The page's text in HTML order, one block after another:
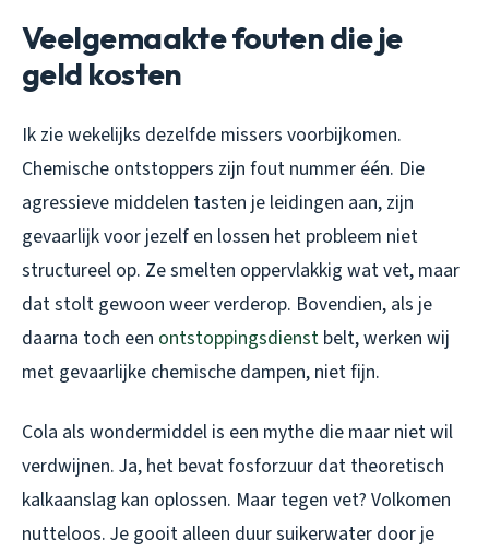
Veelgemaakte fouten die je
geld kosten
Ik zie wekelijks dezelfde missers voorbijkomen.
Chemische ontstoppers zijn fout nummer één. Die
agressieve middelen tasten je leidingen aan, zijn
gevaarlijk voor jezelf en lossen het probleem niet
structureel op. Ze smelten oppervlakkig wat vet, maar
dat stolt gewoon weer verderop. Bovendien, als je
daarna toch een ontstoppingsdienst belt, werken wij
met gevaarlijke chemische dampen, niet fijn.
Cola als wondermiddel is een mythe die maar niet wil
verdwijnen. Ja, het bevat fosforzuur dat theoretisch
kalkaanslag kan oplossen. Maar tegen vet? Volkomen
nutteloos. Je gooit alleen duur suikerwater door je